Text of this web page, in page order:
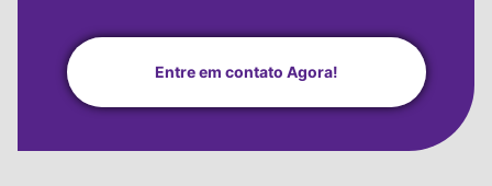
Entre em contato Agora!